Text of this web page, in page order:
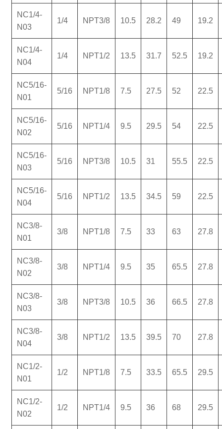
NC1/4-
N03
1/4 NPT3/8 10.5 28.2 49 19.2
NC1/4-
N04
1/4 NPT1/2 13.5 31.7 52.5 19.2
NC5/16-
N01
5/16 NPT1/8 7.5 27.5 52 22.5
NC5/16-
N02
5/16 NPT1/4 9.5 29.5 54 22.5
NC5/16-
N03
5/16 NPT3/8 10.5 31 55.5 22.5
NC5/16-
N04
5/16 NPT1/2 13.5 34.5 59 22.5
NC3/8-
N01
3/8 NPT1/8 7.5 33 63 27.8
NC3/8-
N02
3/8 NPT1/4 9.5 35 65.5 27.8
NC3/8-
N03
3/8 NPT3/8 10.5 36 66.5 27.8
NC3/8-
N04
3/8 NPT1/2 13.5 39.5 70 27.8
NC1/2-
N01
1/2 NPT1/8 7.5 33.5 65.5 29.5
NC1/2-
N02
1/2 NPT1/4 9.5 36 68 29.5